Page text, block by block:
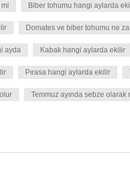
Biber tohumu hangi aylarda
Domates ve biber tohumu ne
ayda Kabak hangi aylarda ekilir
Pırasa hangi aylarda ekilir
Temmuz ayında sebze olarak